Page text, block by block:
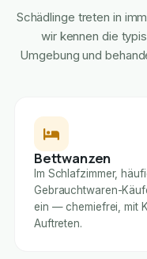
Schädlinge treten in
wir kennen die
Umgebung und
Bettwanzen
Im Schlafzimmer,
Gebrauchtwaren-
ein — chemiefrei, mit
Auftreten.